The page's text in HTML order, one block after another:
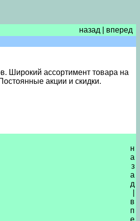
назад
вперед
Широкий ассортимент товара на
акции и скидки.
н
а
з
а
д
в
п
е